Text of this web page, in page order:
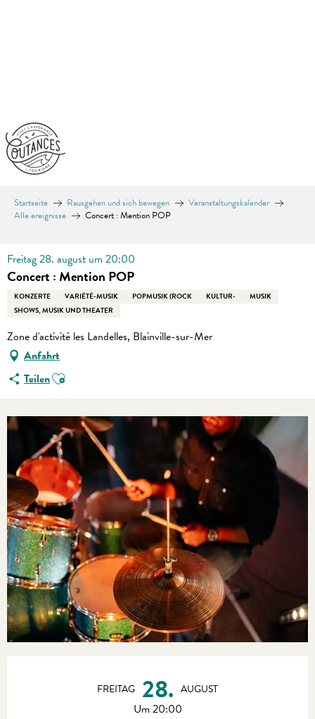
Startseite Rausgehen und sich bewegen
Veranstaltungskalender
Alle ereignisse
Concert : Mention POP
Freitag 28. august um 20:00
Concert : Mention POP
KONZERTE VARIÉTÉ-MUSIK POPMUSIK (ROCK KULTUR-
MUSIK
SHOWS, MUSIK UND THEATER
Zone d'activité les Landelles, Blainville-sur-Mer
Anfahrt
TeilenAjouter aux favoris
FREITAG 28. AUGUST
Um 20:00